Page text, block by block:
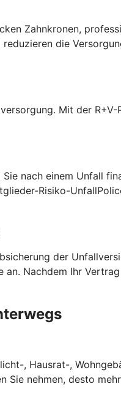
Zahnkronen,
die
Mit der
nach einem Unfall
Risiko-
der
Nachdem Ihr
, Hausrat-,
Sie nehmen, desto